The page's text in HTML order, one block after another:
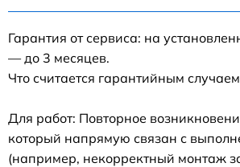
Гарантия от сервиса: на
— до 3 месяцев.
Что считается гарантийным
Для работ: Повторное
который напрямую связан с
(например, некорректный монтаж